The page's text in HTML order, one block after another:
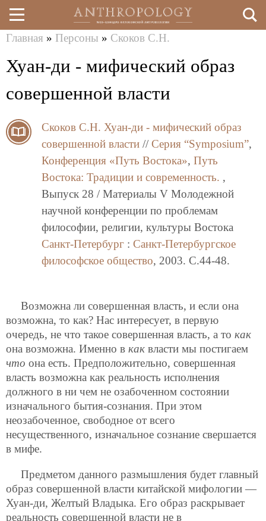
Перейти
к
основному
здесь
Главная » Персоны » Скоков С.Н.
Хуан-ди - мифический образ
совершенной власти
Скоков С.Н. Хуан-ди - мифический образ
совершенной власти // Серия “Symposium”,
Конференция «Путь Востока», Путь
Востока: Традиции и современность. ,
Выпуск 28 / Материалы V Молодежной
научной конференции по проблемам
философии, религии, культуры Востока
Санкт-Петербург : Санкт-Петербургское
философское общество, 2003. C.44-48.
Возможна ли совершенная власть, и если она
возможна, то как? Нас интересует, в первую
очередь, не что такое совершенная власть, а то как
она возможна. Именно в как власти мы постигаем
что она есть. Предположительно, совершенная
власть возможна как реальность исполнения
должного в ни чем не озабоченном состоянии
изначального бытия-сознания. При этом
неозабоченное, свободное от всего
несущественного, изначальное сознание свершается
в мифе.
Предметом данного размышления будет главный
образ совершенной власти китайской мифологии —
Хуан-ди, Желтый Владыка. Его образ раскрывает
реальность совершенной власти не в